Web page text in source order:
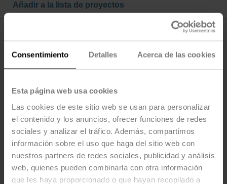
Consentimiento Detalles Acerca de las cookies
Esta página web usa cookies
Las cookies de este sitio web se usan para personalizar
el contenido y los anuncios, ofrecer funciones de redes
sociales y analizar el tráfico. Además, compartimos
información sobre el uso que haga del sitio web con
nuestros partners de redes sociales, publicidad y análisis
web, quienes pueden combinarla con otra información
que les haya proporcionado o que hayan recopilado a
Añadir a la lista de proyectos
ZoneTight™ (PIQCV), DN 1/2" [15], 2 vías, GPM 4.3
Actuador para válvula, Función de seguridad,
AC/DC 24 V, On/Off (Encendido/Apagado),
Normalmente abierto, posición de seguridad abierto
Actuador montado
Precio de lista: $837.00
Agregar al